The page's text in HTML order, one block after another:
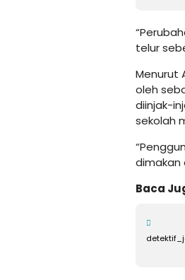
telur
Menurut
oleh
diinjak-
sekolah
dimakan
Baca